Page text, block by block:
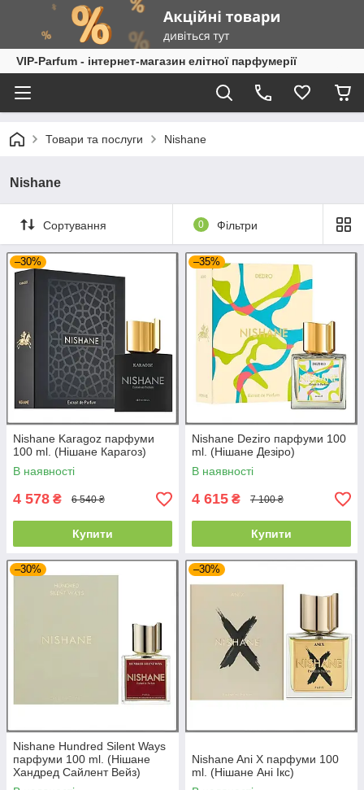
VIP-Parfum - інтернет-магазин елітної парфумерії
Товари та послуги Nishane
Nishane
Сортування 0 Фільтри
–30%
Nishane Karagoz парфуми
100 ml. (Нішане Карагоз)
В наявності
4 578 ₴ 6 540 ₴
Купити
–35%
Nishane Deziro парфуми 100
ml. (Нішане Дезіро)
В наявності
4 615 ₴ 7 100 ₴
Купити
–30%
Nishane Hundred Silent Ways
парфуми 100 ml. (Нішане
Хандред Сайлент Вейз)
–30%
Nishane Ani X парфуми 100
ml. (Нішане Ані Ікс)